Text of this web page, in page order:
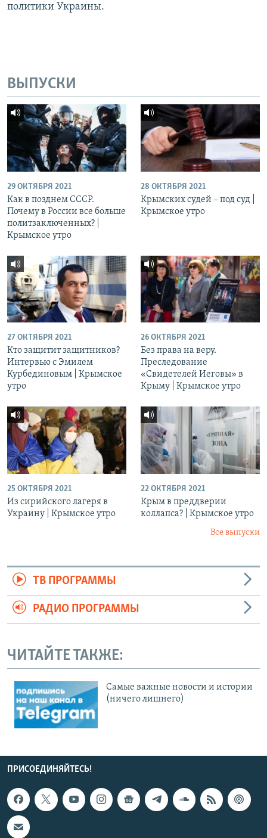
политики Украины.
ВЫПУСКИ
29 ОКТЯБРЯ 2021
Как в позднем СССР.
Почему в России все больше
политзаключенных? |
Крымское утро
28 ОКТЯБРЯ 2021
Крымских судей – под суд |
Крымское утро
27 ОКТЯБРЯ 2021
Кто защитит защитников?
Интервью с Эмилем
Курбединовым | Крымское
утро
26 ОКТЯБРЯ 2021
Без права на веру.
Преследование
«Свидетелей Иеговы» в
Крыму | Крымское утро
25 ОКТЯБРЯ 2021
Из сирийского лагеря в
Украину | Крымское утро
22 ОКТЯБРЯ 2021
Крым в преддверии
коллапса? | Крымское утро
Все выпуски
ТВ ПРОГРАММЫ
РАДИО ПРОГРАММЫ
ЧИТАЙТЕ ТАКЖЕ:
Cамые важные новости и истории
(ничего лишнего)
ПРИСОЕДИНЯЙТЕСЬ!